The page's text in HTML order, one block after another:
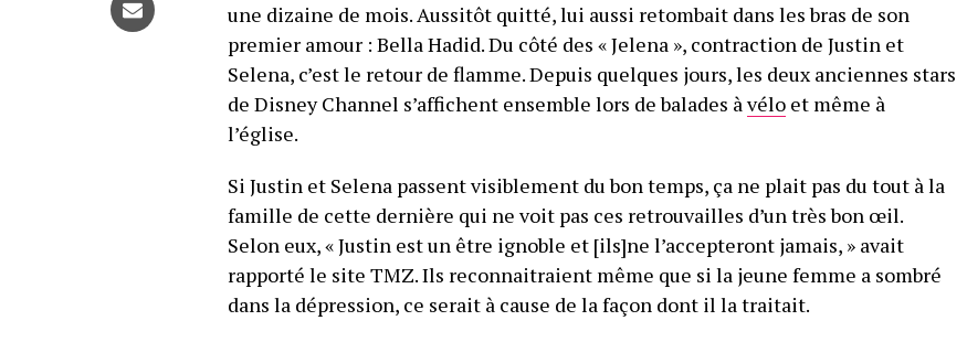
une dizaine de mois. Aussitôt quitté, lui aussi retombait dans les bras de son
premier amour : Bella Hadid. Du côté des « Jelena », contraction de Justin et
Selena, c’est le retour de flamme. Depuis quelques jours, les deux anciennes stars
de Disney Channel s’affichent ensemble lors de balades àvéloet même à
l’église.
Si Justin et Selena passent visi­ble­ment du bon temps, ça ne plait pas du tout à la
famille de cette dernière qui ne voit pas ces retrou­vailles d’un très bon œil.
Selon eux, « Justin est un être ignoble et [ils]ne l’ac­­cep­­te­­ront jamais, » avait
rapporté le site TMZ. Ils recon­nai­traient même que si la jeune femme a sombré
dans la dépres­sion, ce serait à cause de la façon dont il la trai­tait.